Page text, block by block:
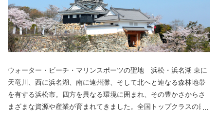
ウォーター・ビーチ・マリンスポーツの聖地 浜松・浜名湖 東に
天竜川、西に浜名湖、南に遠州灘、そして北へと連なる森林地帯
を有する浜松市。四方を異なる環境に囲まれ、その豊かさからさ
まざまな資源や産業が育まれてきました。全国トップクラスの日